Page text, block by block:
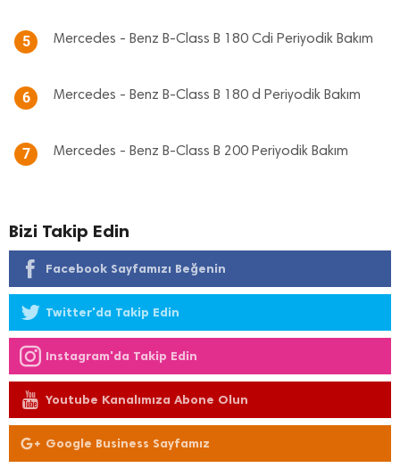
5 Mercedes - Benz B-Class B 180 Cdi Periyodik Bakım
6 Mercedes - Benz B-Class B 180 d Periyodik Bakım
7 Mercedes - Benz B-Class B 200 Periyodik Bakım
Bizi Takip Edin
Facebook Sayfamızı Beğenin
Twitter'da Takip Edin
Instagram'da Takip Edin
Youtube Kanalımıza Abone Olun
Google Business Sayfamız